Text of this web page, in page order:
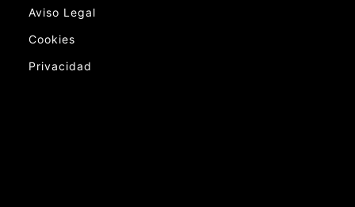
Aviso Legal
Cookies
Privacidad